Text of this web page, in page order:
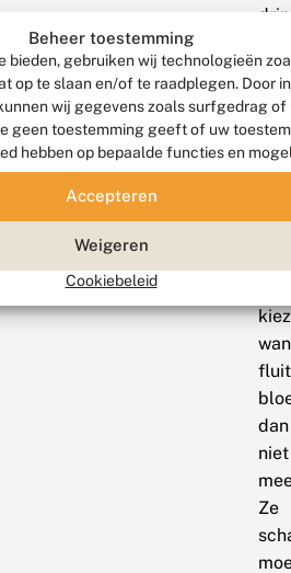
Beheer toestemming
bieden, gebruiken wij technologieën
op te slaan en/of te raadplegen. Door
wij gegevens zoals surfgedrag of
geen toestemming geeft of uw
hebben op bepaalde functies en
Accepteren
Weigeren
Cookiebeleid
in
juli
dan
niet
Ze